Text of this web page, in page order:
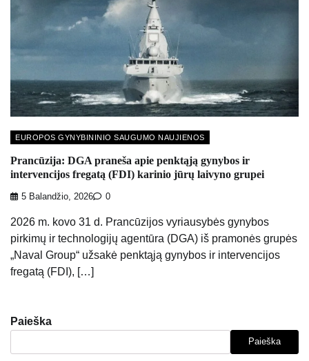
EUROPOS GYNYBININIO SAUGUMO NAUJIENOS
Prancūzija: DGA praneša apie penktąją gynybos ir
intervencijos fregatą (FDI) karinio jūrų laivyno grupei
5 Balandžio, 2026 0
2026 m. kovo 31 d. Prancūzijos vyriausybės gynybos
pirkimų ir technologijų agentūra (DGA) iš pramonės grupės
„Naval Group“ užsakė penktąją gynybos ir intervencijos
fregatą (FDI), […]
Paieška
Paieška